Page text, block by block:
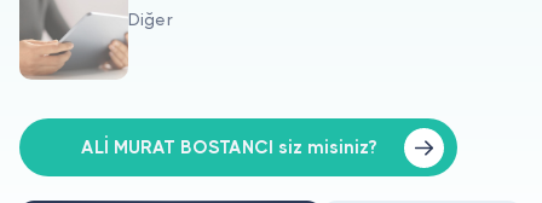
Hakkımızda
Doktorlar için
Diğer
ALİ MURAT BOSTANCI siz misiniz?